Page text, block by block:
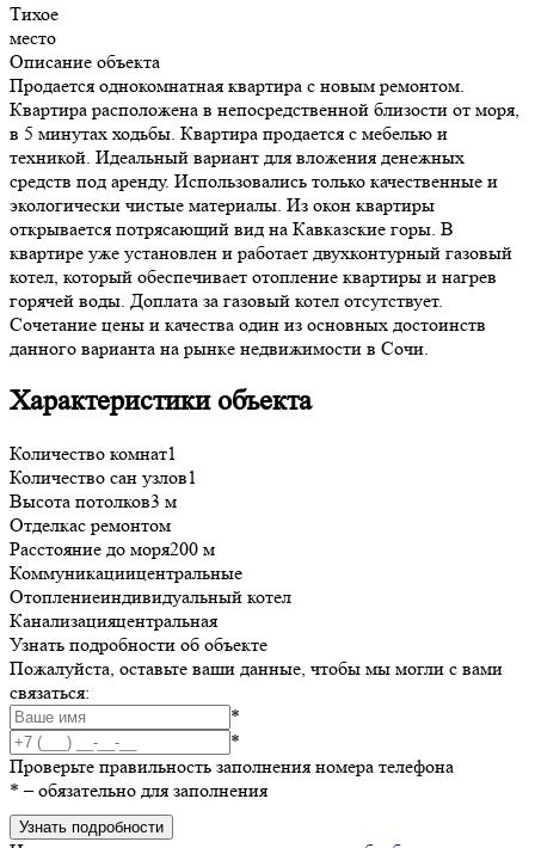
Тихое
место
Описание объекта
Продается однокомнатная квартира с новым ремонтом.
Квартира расположена в непосредственной близости от моря,
в 5 минутах ходьбы. Квартира продается с мебелью и
техникой. Идеальный вариант для вложения денежных
средств под аренду. Использовались только качественные и
экологически чистые материалы. Из окон квартиры
открывается потрясающий вид на Кавказские горы. В
квартире уже установлен и работает двухконтурный газовый
котел, который обеспечивает отопление квартиры и нагрев
горячей воды. Доплата за газовый котел отсутствует.
Сочетание цены и качества один из основных достоинств
данного варианта на рынке недвижимости в Сочи.
Характеристики объекта
Количество комнат1
Количество сан узлов1
Высота потолков3 м
Отделкас ремонтом
Расстояние до моря200 м
Коммуникациицентральные
Отоплениеиндивидуальный котел
Канализацияцентральная
Узнать подробности об объекте
Пожалуйста, оставьте ваши данные, чтобы мы могли с вами
связаться:
*
*
Проверьте правильность заполнения номера телефона
* – обязательно для заполнения
Узнать подробности